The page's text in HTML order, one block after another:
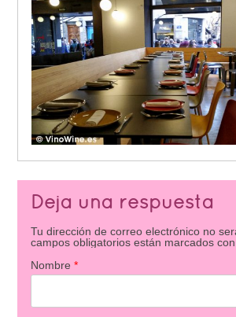
Deja una respuesta
Tu dirección de correo electrónico no
campos obligatorios están marcados con
Nombre *